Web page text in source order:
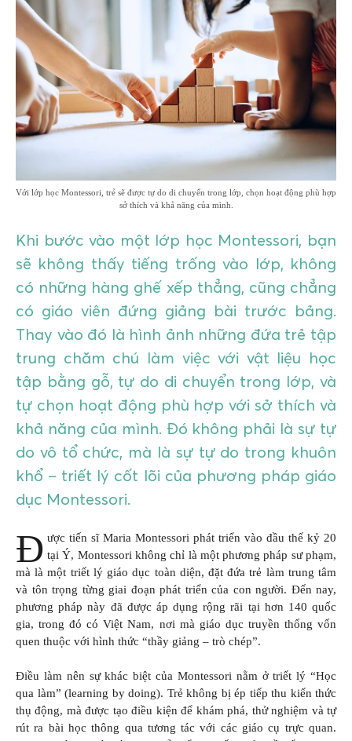
GIÁO DỤC
KỲ NGHỈ & ĐIỂM ĐẾN
QUÀ TẶNG & SỰ KIỆN
LIÊN HỆ
Với lớp học Montessori, trẻ sẽ được tự do di chuyển trong lớp, chọn hoạt động phù hợp
sở thích và khả năng của mình.
Khi bước vào một lớp học Montessori, bạn
sẽ không thấy tiếng trống vào lớp, không
có những hàng ghế xếp thẳng, cũng chẳng
có giáo viên đứng giảng bài trước bảng.
Thay vào đó là hình ảnh những đứa trẻ tập
trung chăm chú làm việc với vật liệu học
tập bằng gỗ, tự do di chuyển trong lớp, và
tự chọn hoạt động phù hợp với sở thích và
khả năng của mình. Đó không phải là sự tự
do vô tổ chức, mà là sự tự do trong khuôn
khổ – triết lý cốt lõi của phương pháp giáo
dục Montessori.
Đ ược tiến sĩ Maria Montessori phát triển vào đầu thế kỷ 20
tại Ý, Montessori không chỉ là một phương pháp sư phạm,
mà là một triết lý giáo dục toàn diện, đặt đứa trẻ làm trung tâm
và tôn trọng từng giai đoạn phát triển của con người. Đến nay,
phương pháp này đã được áp dụng rộng rãi tại hơn 140 quốc
gia, trong đó có Việt Nam, nơi mà giáo dục truyền thống vốn
quen thuộc với hình thức “thầy giảng – trò chép”.
Điều làm nên sự khác biệt của Montessori nằm ở triết lý “Học
qua làm” (learning by doing). Trẻ không bị ép tiếp thu kiến thức
thụ động, mà được tạo điều kiện để khám phá, thử nghiệm và tự
rút ra bài học thông qua tương tác với các giáo cụ trực quan.